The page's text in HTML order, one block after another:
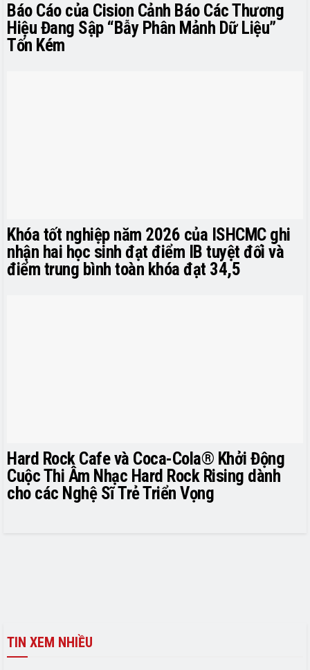
Báo Cáo của Cision Cảnh Báo Các Thương
Hiệu Đang Sập “Bẫy Phân Mảnh Dữ Liệu”
Tốn Kém
Khóa tốt nghiệp năm 2026 của ISHCMC ghi
nhận hai học sinh đạt điểm IB tuyệt đối và
điểm trung bình toàn khóa đạt 34,5
Hard Rock Cafe và Coca-Cola® Khởi Động
Cuộc Thi Âm Nhạc Hard Rock Rising dành
cho các Nghệ Sĩ Trẻ Triển Vọng
TIN XEM NHIỀU